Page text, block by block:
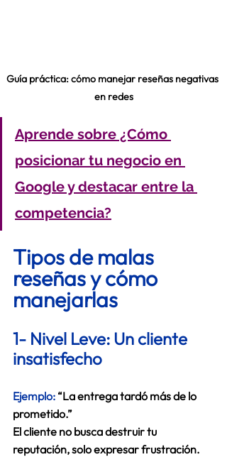
Guía práctica: cómo manejar reseñas negativas
en redes
Aprende sobre ¿Cómo
posicionar tu negocio en
Google y destacar entre la
competencia?
Tipos de malas
reseñas y cómo
manejarlas
1- Nivel Leve: Un cliente
insatisfecho
Ejemplo: “La entrega tardó más de lo
prometido.”
El cliente no busca destruir tu
reputación, solo expresar frustración.